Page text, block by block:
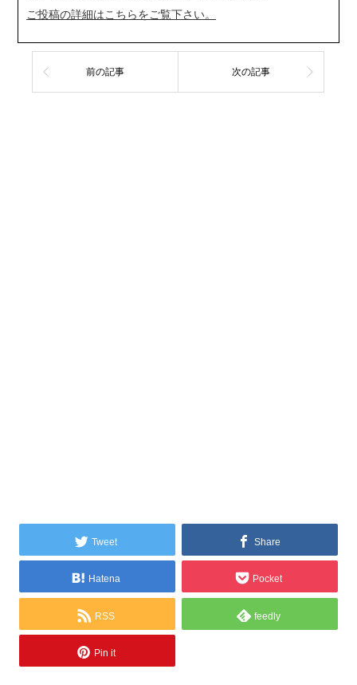
ご投稿の詳細はこちらをご覧下さい。
前の記事 次の記事
Tweet Share
Hatena Pocket
RSS feedly
Pin it